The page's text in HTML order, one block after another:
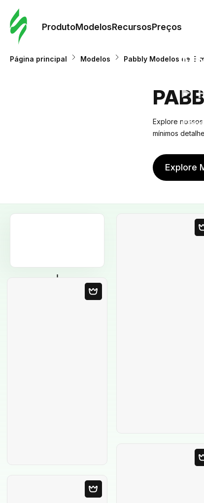
ProdutoModelosRecursosPreços
Página principal Modelos Pabbly Modelos de E-
Explore
mínimos
Explore